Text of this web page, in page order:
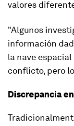
valores
"Algunos
información
la nave
conflicto, pero
Discrepancia